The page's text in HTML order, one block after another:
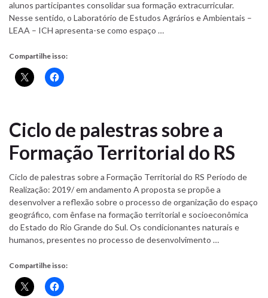
alunos participantes consolidar sua formação extracurricular.
Nesse sentido, o Laboratório de Estudos Agrários e Ambientais –
LEAA – ICH apresenta-se como espaço …
Compartilhe isso:
Ciclo de palestras sobre a
Formação Territorial do RS
Ciclo de palestras sobre a Formação Territorial do RS Período de
Realização: 2019/ em andamento A proposta se propõe a
desenvolver a reflexão sobre o processo de organização do espaço
geográfico, com ênfase na formação territorial e socioeconômica
do Estado do Rio Grande do Sul. Os condicionantes naturais e
humanos, presentes no processo de desenvolvimento …
Compartilhe isso: